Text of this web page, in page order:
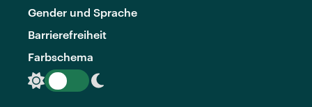
Gender und Sprache
Barrierefreiheit
Farbschema